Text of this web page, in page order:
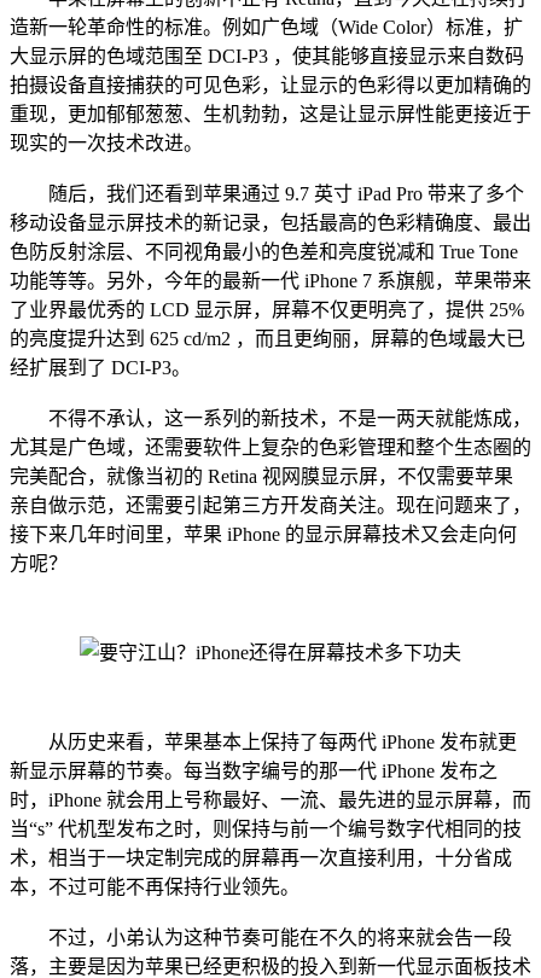
造新一轮革命性的标准。例如广色域（Wide Color）标准，扩
大显示屏的色域范围至 DCI-P3 ，使其能够直接显示来自数码
拍摄设备直接捕获的可见色彩，让显示的色彩得以更加精确的
重现，更加郁郁葱葱、生机勃勃，这是让显示屏性能更接近于
现实的一次技术改进。
随后，我们还看到苹果通过 9.7 英寸 iPad Pro 带来了多个
移动设备显示屏技术的新记录，包括最高的色彩精确度、最出
色防反射涂层、不同视角最小的色差和亮度锐减和 True Tone
功能等等。另外，今年的最新一代 iPhone 7 系旗舰，苹果带来
了业界最优秀的 LCD 显示屏，屏幕不仅更明亮了，提供 25%
的亮度提升达到 625 cd/m2 ，而且更绚丽，屏幕的色域最大已
经扩展到了 DCI-P3。
不得不承认，这一系列的新技术，不是一两天就能炼成，
尤其是广色域，还需要软件上复杂的色彩管理和整个生态圈的
完美配合，就像当初的 Retina 视网膜显示屏，不仅需要苹果
亲自做示范，还需要引起第三方开发商关注。现在问题来了，
接下来几年时间里，苹果 iPhone 的显示屏幕技术又会走向何
方呢？
从历史来看，苹果基本上保持了每两代 iPhone 发布就更
新显示屏幕的节奏。每当数字编号的那一代 iPhone 发布之
时，iPhone 就会用上号称最好、一流、最先进的显示屏幕，而
当“s” 代机型发布之时，则保持与前一个编号数字代相同的技
术，相当于一块定制完成的屏幕再一次直接利用，十分省成
本，不过可能不再保持行业领先。
不过，小弟认为这种节奏可能在不久的将来就会告一段
落，主要是因为苹果已经更积极的投入到新一代显示面板技术